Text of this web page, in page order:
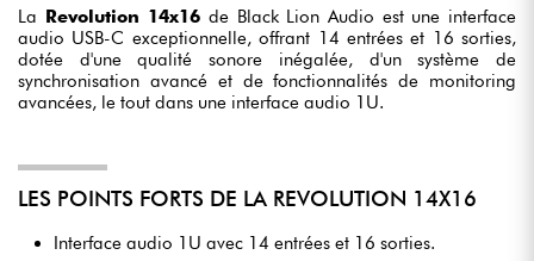
La Revolution 14x16 de Black Lion Audio est une interface
audio USB-C exceptionnelle, offrant 14 entrées et 16 sorties,
dotée d'une qualité sonore inégalée, d'un système de
synchronisation avancé et de fonctionnalités de monitoring
avancées, le tout dans une interface audio 1U.
LES POINTS FORTS DE LA REVOLUTION 14X16
Interface audio 1U avec 14 entrées et 16 sorties.